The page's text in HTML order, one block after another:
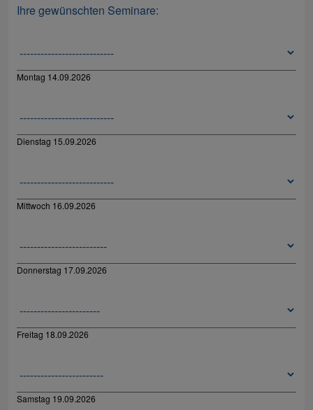
Ihre gewünschten Seminare:
Montag 14.09.2026
Dienstag 15.09.2026
Mittwoch 16.09.2026
Donnerstag 17.09.2026
Freitag 18.09.2026
Samstag 19.09.2026